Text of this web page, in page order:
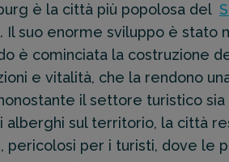
è la città più popolosa del
Il suo enorme sviluppo è stato
è cominciata la costruzione
e vitalità, che la rendono
il settore turistico
alberghi sul territorio, la città
pericolosi per i turisti, dove le